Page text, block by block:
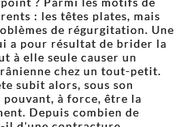
: les têtes plates, mais
de régurgitation. Une
a pour résultat de brider la
à elle seule causer un
chez un tout-petit.
subit alors, sous son
à force, être la
Depuis combien de